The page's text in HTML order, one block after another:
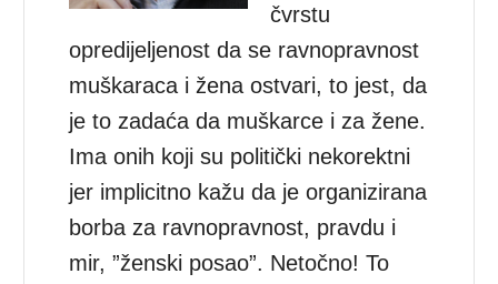
čvrstu
opredijeljenost da se ravnopravnost
muškaraca i žena ostvari, to jest, da
je to zadaća da muškarce i za žene.
Ima onih koji su politički nekorektni
jer implicitno kažu da je organizirana
borba za ravnopravnost, pravdu i
mir, ”ženski posao”. Netočno! To